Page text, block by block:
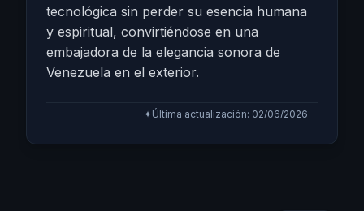
tecnológica sin perder su esencia humana
y espiritual, convirtiéndose en una
embajadora de la elegancia sonora de
Venezuela en el exterior.
✦Última actualización: 02/06/2026